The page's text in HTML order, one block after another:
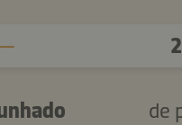
2
de